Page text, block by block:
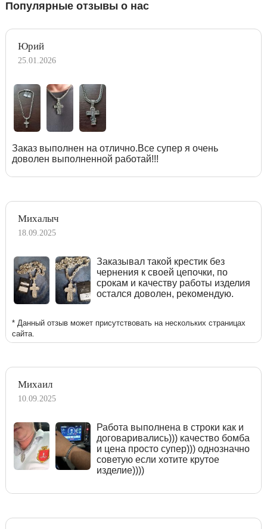
Популярные отзывы о нас
Юрий
25.01.2026
Заказ выполнен на отлично.Все супер я очень
доволен выполненной работай!!!
Михалыч
18.09.2025
Заказывал такой крестик без
чернения к своей цепочки, по
срокам и качеству работы изделия
остался доволен, рекомендую.
* Данный отзыв может присутствовать на нескольких страницах
сайта.
Михаил
10.09.2025
Работа выполнена в строки как и
договаривались))) качество бомба
и цена просто супер))) однозначно
советую если хотите крутое
изделие))))